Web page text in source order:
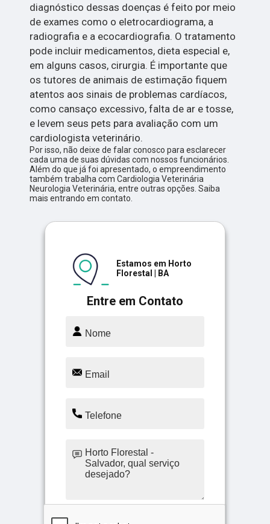
diagnóstico dessas doenças é feito por meio
de exames como o eletrocardiograma, a
radiografia e a ecocardiografia. O tratamento
pode incluir medicamentos, dieta especial e,
em alguns casos, cirurgia. É importante que
os tutores de animais de estimação fiquem
atentos aos sinais de problemas cardíacos,
como cansaço excessivo, falta de ar e tosse,
e levem seus pets para avaliação com um
cardiologista veterinário.
Por isso, não deixe de falar conosco para esclarecer
cada uma de suas dúvidas com nossos funcionários.
Além do que já foi apresentado, o empreendimento
também trabalha com Cardiologia Veterinária
Neurologia Veterinária, entre outras opções. Saiba
mais entrando em contato.
Entre em Contato
Estamos em Horto
Florestal | BA